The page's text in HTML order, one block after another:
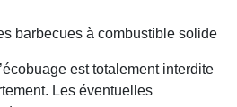
barbecues à combustible solide
est totalement interdite
Les éventuelles